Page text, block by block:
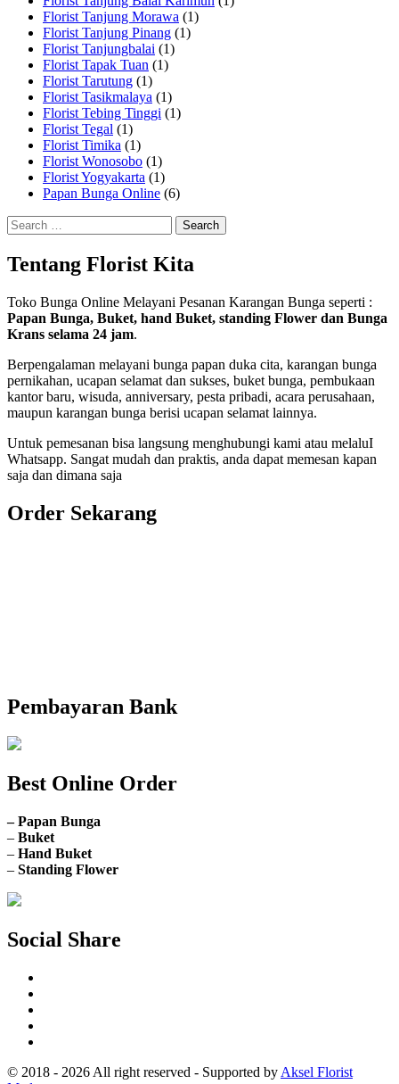
Florist Tanjung Morawa (1)
Florist Tanjung Pinang (1)
Florist Tanjungbalai (1)
Florist Tapak Tuan (1)
Florist Tarutung (1)
Florist Tasikmalaya (1)
Florist Tebing Tinggi (1)
Florist Tegal (1)
Florist Timika (1)
Florist Wonosobo (1)
Florist Yogyakarta (1)
Papan Bunga Online (6)
Search
for:
Tentang Florist Kita
Toko Bunga Online Melayani Pesanan Karangan Bunga seperti :
Papan Bunga, Buket, hand Buket, standing Flower dan Bunga
Krans selama 24 jam.
Berpengalaman melayani bunga papan duka cita, karangan bunga
pernikahan, ucapan selamat dan sukses, buket bunga, pembukaan
kantor baru, wisuda, anniversary, pesta pribadi, acara perusahaan,
maupun karangan bunga berisi ucapan selamat lainnya.
Untuk pemesanan bisa langsung menghubungi kami atau melaluI
Whatsapp. Sangat mudah dan praktis, anda dapat memesan kapan
saja dan dimana saja
Order Sekarang
Pembayaran Bank
Best Online Order
– Papan Bunga
– Buket
– Hand Buket
– Standing Flower
Social Share
© 2018 - 2026 All right reserved - Supported by Aksel Florist